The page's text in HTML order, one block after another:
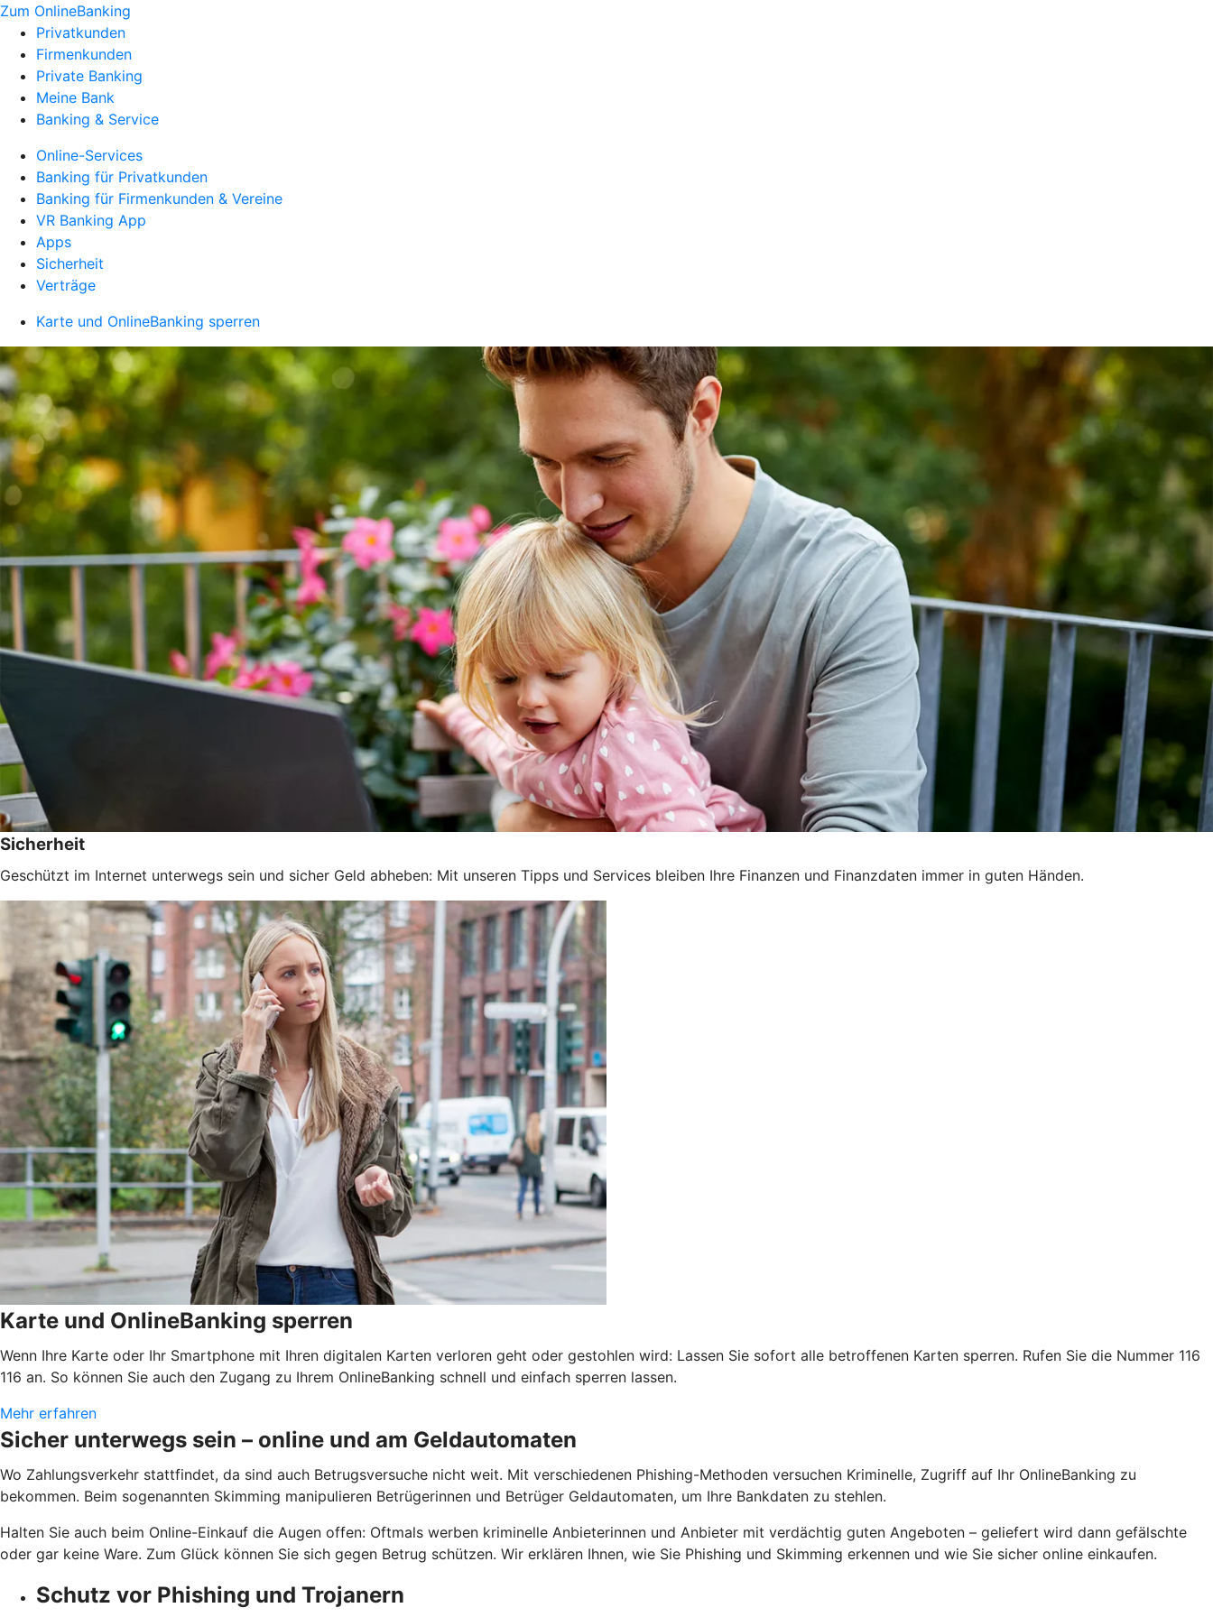
Zum OnlineBanking
Privatkunden
Firmenkunden
Private Banking
Meine Bank
Banking & Service
Online-Services
Banking für Privatkunden
Banking für Firmenkunden & Vereine
VR Banking App
Apps
Sicherheit
Verträge
Karte und OnlineBanking sperren
Sicherheit
Geschützt im Internet unterwegs sein und sicher Geld abheben: Mit unseren Tipps und Services bleiben Ihre Finanzen und Finanzdaten immer in guten Händen.
Karte und OnlineBanking sperren
Wenn Ihre Karte oder Ihr Smartphone mit Ihren digitalen Karten verloren geht oder gestohlen wird: Lassen Sie sofort alle betroffenen Karten sperren. Rufen Sie die Nummer 116
116 an. So können Sie auch den Zugang zu Ihrem OnlineBanking schnell und einfach sperren lassen.
Mehr erfahren
Sicher unterwegs sein – online und am Geldautomaten
Wo Zahlungsverkehr stattfindet, da sind auch Betrugsversuche nicht weit. Mit verschiedenen Phishing-Methoden versuchen Kriminelle, Zugriff auf Ihr OnlineBanking zu
bekommen. Beim sogenannten Skimming manipulieren Betrügerinnen und Betrüger Geldautomaten, um Ihre Bankdaten zu stehlen.
Halten Sie auch beim Online-Einkauf die Augen offen: Oftmals werben kriminelle Anbieterinnen und Anbieter mit verdächtig guten Angeboten – geliefert wird dann gefälschte
oder gar keine Ware. Zum Glück können Sie sich gegen Betrug schützen. Wir erklären Ihnen, wie Sie Phishing und Skimming erkennen und wie Sie sicher online einkaufen.
Schutz vor Phishing und Trojanern